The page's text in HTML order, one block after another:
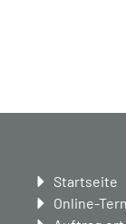
Navigation
Startseite
Online-